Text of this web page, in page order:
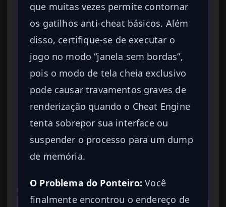
que muitas vezes permite contornar
os gatilhos anti-cheat básicos. Além
disso, certifique-se de executar o
jogo no modo “janela sem bordas”,
pois o modo de tela cheia exclusivo
pode causar travamentos graves de
renderização quando o Cheat Engine
tenta sobrepor sua interface ou
suspender o processo para um dump
de memória.
O Problema do Ponteiro: Você
finalmente encontrou o endereço de